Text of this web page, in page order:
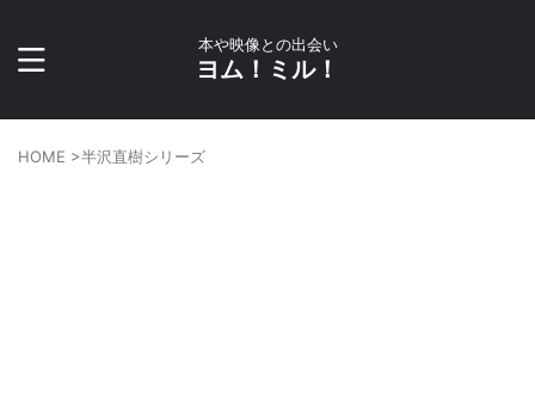
本や映像との出会い
ヨム！ミル！
HOME >半沢直樹シリーズ